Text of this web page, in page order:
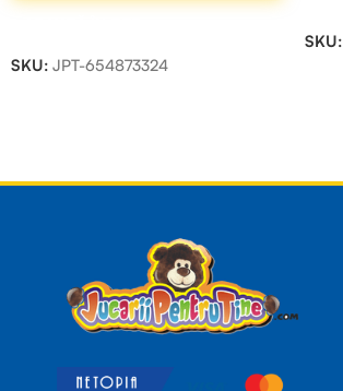
SKU: JPT-654873324
SKU: